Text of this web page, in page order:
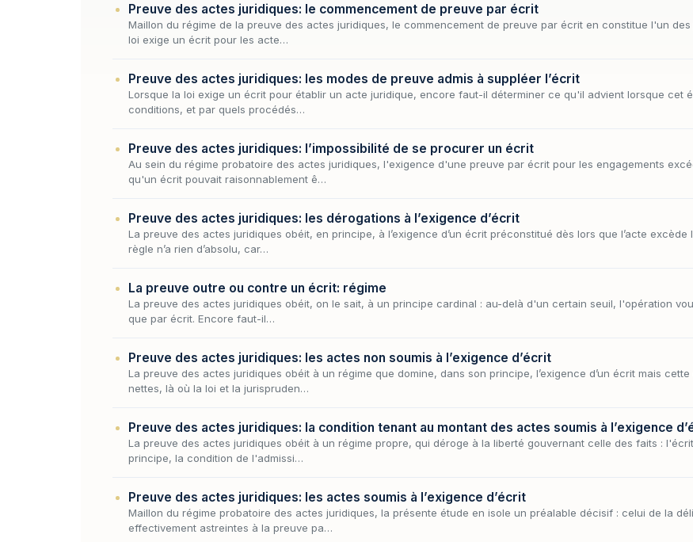
Preuve des actes juridiques: le commencement de preuve par écrit
Maillon du régime de la preuve des actes juridiques, le commencement de preuve par écrit en constitue l'un
loi exige un écrit pour les acte…
Preuve des actes juridiques: les modes de preuve admis à suppléer l’écrit
Lorsque la loi exige un écrit pour établir un acte juridique, encore faut-il déterminer ce qu'il advient lorsque cet
conditions, et par quels procédés…
Preuve des actes juridiques: l’impossibilité de se procurer un écrit
Au sein du régime probatoire des actes juridiques, l'exigence d'une preuve par écrit pour les engagements
qu'un écrit pouvait raisonnablement ê…
Preuve des actes juridiques: les dérogations à l’exigence d’écrit
La preuve des actes juridiques obéit, en principe, à l’exigence d’un écrit préconstitué dès lors que l’acte
règle n’a rien d’absolu, car…
La preuve outre ou contre un écrit: régime
La preuve des actes juridiques obéit, on le sait, à un principe cardinal : au-delà d'un certain seuil, l'opération
que par écrit. Encore faut-il…
Preuve des actes juridiques: les actes non soumis à l’exigence d’écrit
La preuve des actes juridiques obéit à un régime que domine, dans son principe, l’exigence d’un écrit mais
nettes, là où la loi et la jurispruden…
Preuve des actes juridiques: la condition tenant au montant des actes soumis à l’exigence
La preuve des actes juridiques obéit à un régime propre, qui déroge à la liberté gouvernant celle des faits :
principe, la condition de l'admissi…
Preuve des actes juridiques: les actes soumis à l’exigence d’écrit
Maillon du régime probatoire des actes juridiques, la présente étude en isole un préalable décisif : celui de la
effectivement astreintes à la preuve pa…